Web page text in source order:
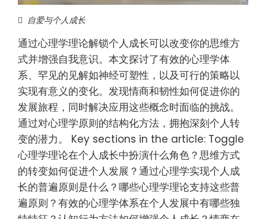
自爱与个人成长
通过心理学理论解锁个人成长可以改变你的思维方
式并增强自我意识。本文探讨了有效的心理学体
系、罕见的见解如神经可塑性，以及可行的策略以
实现有意义的变化。发现情商和韧性如何促进你的
发展旅程，同时解决应用这些概念时面临的挑战。
通过对心理学原则的结构化方法，拥抱深刻个人转
变的潜力。 Key sections in the article: Toggle
心理学理论在个人成长中扮演什么角色？思维方式
的转变如何促进个人发展？通过心理学实现个人成
长的普遍原则是什么？哪些心理学理论支持这些普
遍原则？有效的心理学体系在个人发展中有哪些独